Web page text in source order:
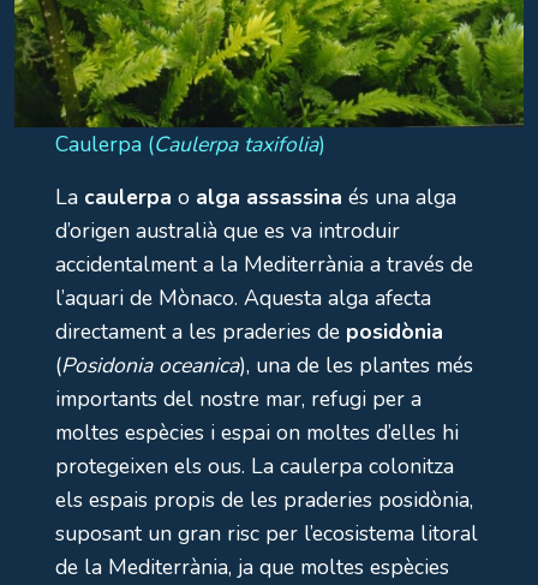
Caulerpa (Caulerpa taxifolia)
La caulerpa o alga assassina és una alga
d’origen australià que es va introduir
accidentalment a la Mediterrània a través de
l’aquari de Mònaco. Aquesta alga afecta
directament a les praderies de posidònia
(Posidonia oceanica), una de les plantes més
importants del nostre mar, refugi per a
moltes espècies i espai on moltes d’elles hi
protegeixen els ous. La caulerpa colonitza
els espais propis de les praderies posidònia,
suposant un gran risc per l’ecosistema litoral
de la Mediterrània, ja que moltes espècies